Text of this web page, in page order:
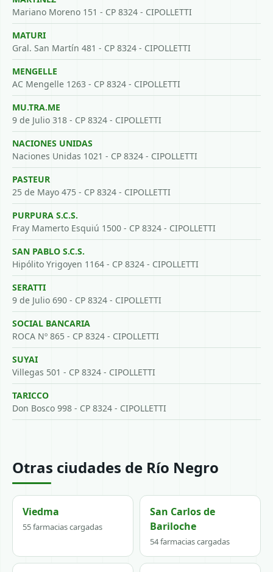
Mariano Moreno 151 - CP 8324 - CIPOLLETTI
MATURI
Gral. San Martín 481 - CP 8324 - CIPOLLETTI
MENGELLE
AC Mengelle 1263 - CP 8324 - CIPOLLETTI
MU.TRA.ME
9 de Julio 318 - CP 8324 - CIPOLLETTI
NACIONES UNIDAS
Naciones Unidas 1021 - CP 8324 - CIPOLLETTI
PASTEUR
25 de Mayo 475 - CP 8324 - CIPOLLETTI
PURPURA S.C.S.
Fray Mamerto Esquiú 1500 - CP 8324 - CIPOLLETTI
SAN PABLO S.C.S.
Hipólito Yrigoyen 1164 - CP 8324 - CIPOLLETTI
SERATTI
9 de Julio 690 - CP 8324 - CIPOLLETTI
SOCIAL BANCARIA
ROCA Nº 865 - CP 8324 - CIPOLLETTI
SUYAI
Villegas 501 - CP 8324 - CIPOLLETTI
TARICCO
Don Bosco 998 - CP 8324 - CIPOLLETTI
Otras ciudades de Río Negro
Viedma
55 farmacias cargadas
San Carlos de
Bariloche
54 farmacias cargadas